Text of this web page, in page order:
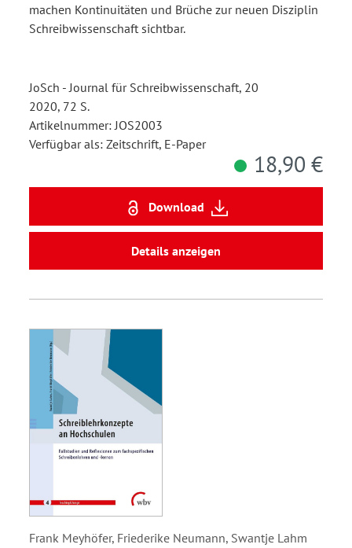
machen Kontinuitäten und Brüche zur neuen Disziplin
Schreibwissenschaft sichtbar.
JoSch - Journal für Schreibwissenschaft, 20
2020, 72 S.
Artikelnummer: JOS2003
Verfügbar als: Zeitschrift, E-Paper
18,90 €
Download
Details anzeigen
Frank Meyhöfer, Friederike Neumann, Swantje Lahm